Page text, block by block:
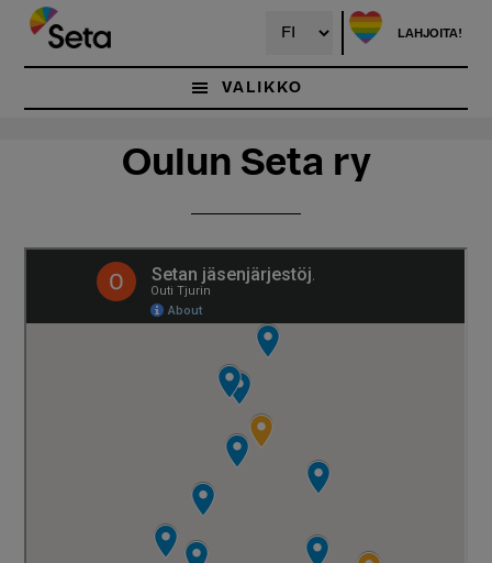
Hyppää
pääsisältöön
Hyppää
ensisijaiseen
sivupalkkiin
LAHJOITA!
VALIKKO
Oulun Seta ry